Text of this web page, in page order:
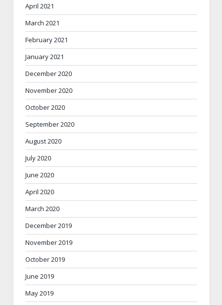
April 2021
March 2021
February 2021
January 2021
December 2020
November 2020
October 2020
September 2020
August 2020
July 2020
June 2020
April 2020
March 2020
December 2019
November 2019
October 2019
June 2019
May 2019